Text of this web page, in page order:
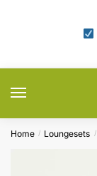
Home / Loungesets /